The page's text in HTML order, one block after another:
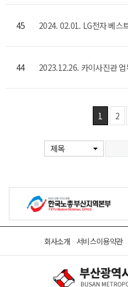
45 2024. 02.01. LG전자 베스
44 2023.12.26. 카이사진관 업
1 2
제목
회사소개 서비스이용약관